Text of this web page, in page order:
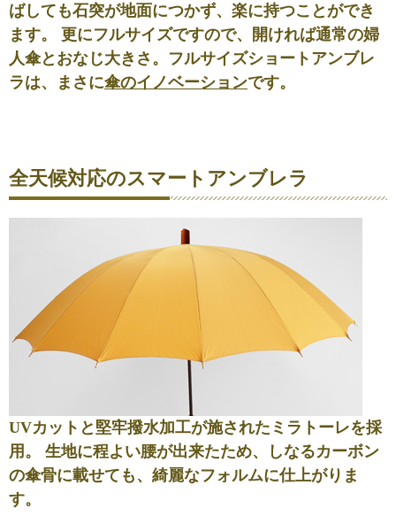
ばしても石突が地面につかず、楽に持つことができ
ます。 更にフルサイズですので、開ければ通常の婦
人傘とおなじ大きさ。フルサイズショートアンブレ
ラは、まさに傘のイノベーションです。
全天候対応のスマートアンブレラ
UVカットと堅牢撥水加工が施されたミラトーレを採
用。 生地に程よい腰が出来たため、しなるカーボン
の傘骨に載せても、綺麗なフォルムに仕上がりま
す。